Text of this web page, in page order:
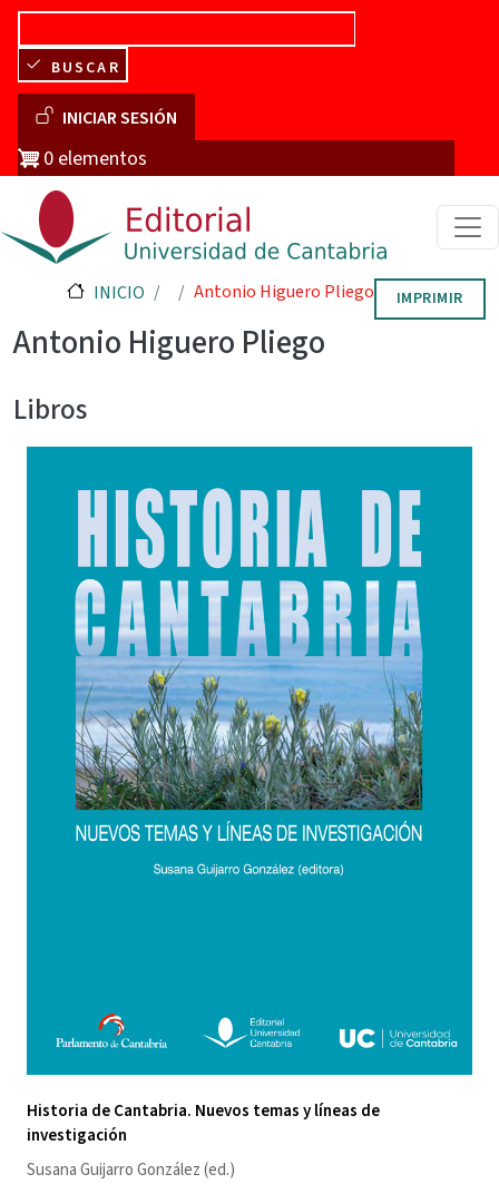
Pasar al contenido principal
BUSCAR
Menú de cuenta de usuario
INICIAR SESIÓN
0 elementos
INICIO Antonio Higuero Pliego
Antonio Higuero Pliego
IMPRIMIR
Libros
Historia de Cantabria. Nuevos temas y líneas de
investigación
Susana Guijarro González(ed.)